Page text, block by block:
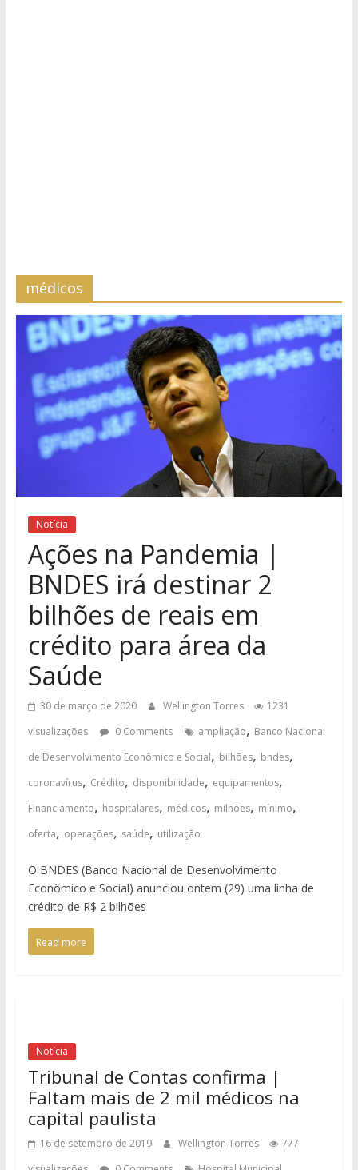
médicos
Notícia
Ações na Pandemia |
BNDES irá destinar 2
bilhões de reais em
crédito para área da
Saúde
30 de março de 2020 Wellington Torres
1231
visualizações
0 Comments ampliação, Banco Nacional
de Desenvolvimento Econômico e Social, bilhões, bndes,
coronavírus, Crédito, disponibilidade, equipamentos,
Financiamento, hospitalares, médicos, milhões, mínimo,
oferta, operações, saúde, utilização
O BNDES (Banco Nacional de Desenvolvimento
Econômico e Social) anunciou ontem (29) uma linha de
crédito de R$ 2 bilhões
Read more
Notícia
Tribunal de Contas confirma |
Faltam mais de 2 mil médicos na
capital paulista
16 de setembro de 2019 Wellington Torres
777